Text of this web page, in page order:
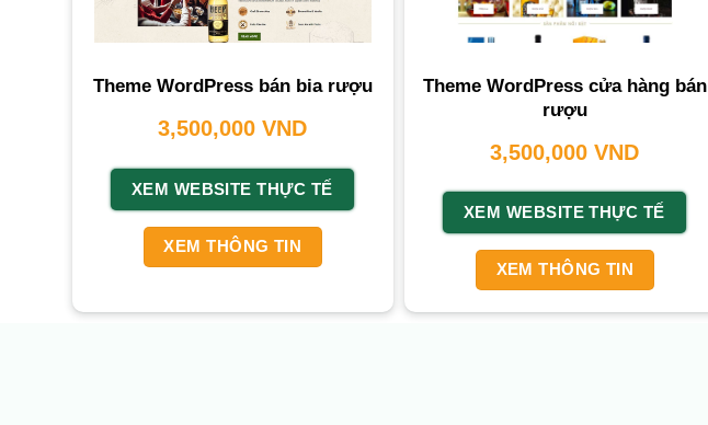
Theme WordPress bán bia rượu
3,500,000VND
XEM WEBSITE THỰC TẾ
XEM THÔNG TIN
Theme WordPress cửa hàng bán
rượu
3,500,000VND
XEM WEBSITE THỰC TẾ
XEM THÔNG TIN